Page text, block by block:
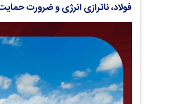
فولاد، ناترازی انرژی و ضرورت